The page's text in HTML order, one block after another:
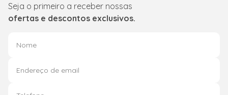
Seja o primeiro a receber nossas
ofertas e descontos exclusivos.